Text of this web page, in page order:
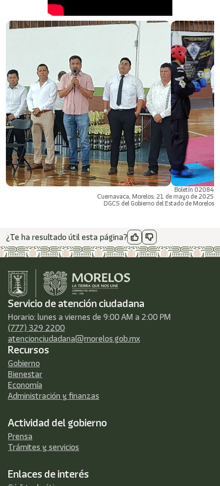
Boletín 02084
Cuernavaca, Morelos; 21 de mayo de 2025
DGCS del Gobierno del Estado de Morelos
¿Te ha resultado útil esta página?
Servicio de atención ciudadana
Horario: lunes a viernes de 9:00 AM a 2:00 PM
(777) 329 2200
atencionciudadana@morelos.gob.mx
Recursos
Gobierno
Bienestar
Economía
Administración y finanzas
Actividad del gobierno
Prensa
Trámites y servicios
Enlaces de interés